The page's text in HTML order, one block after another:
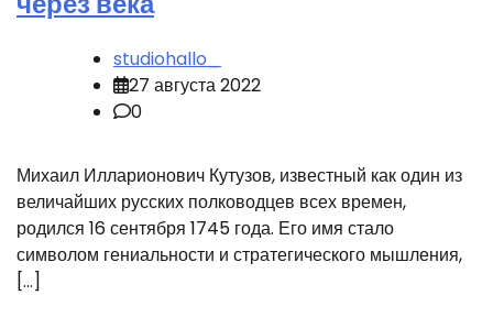
studiohallo_
27 августа 2022
0
Михаил Илларионович Кутузов, известный как один из
величайших русских полководцев всех времен,
родился 16 сентября 1745 года. Его имя стало
символом гениальности и стратегического мышления,
[…]